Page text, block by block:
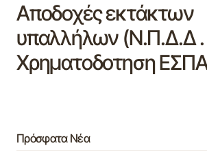
Αποδοχές εκτάκτων
υπαλλήλων (Ν.Π.Δ.Δ .
Χρηματοδοτηση
Πρόσφατα Νέα